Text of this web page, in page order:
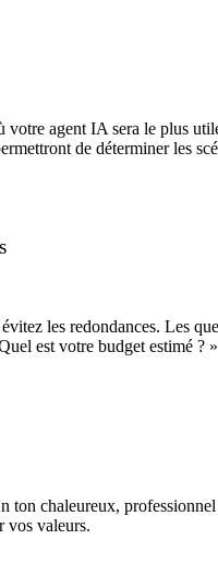
agent IA sera le plus
de déterminer les
les redondances. Les
est votre budget estimé ?
chaleureux,
vos valeurs.